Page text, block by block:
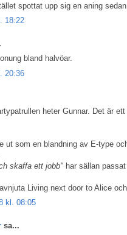
spottat upp sig en aning
18:22
bland halvöar.
20:36
heter Gunnar. Det är
ut som en blandning av E-type
skaffa ett jobb" har sällan
Living next door to Alice
kl. 08:05
sa...